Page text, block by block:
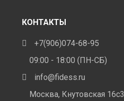
КОНТАКТЫ
+7(906)074-68-95
09:00 - 18:00 (ПН-СБ)
info@fidess.ru
Москва, Кнутовская 16с3